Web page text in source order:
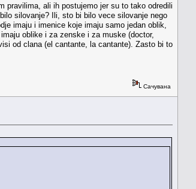
pravilima, ali ih postujemo jer su to tako odredili
silovanje? Ili, sto bi bilo vece silovanje nego
imaju i imenice koje imaju samo jedan oblik,
oblike i za zenske i za muske (doctor,
od clana (el cantante, la cantante). Zasto bi to
Сачувана